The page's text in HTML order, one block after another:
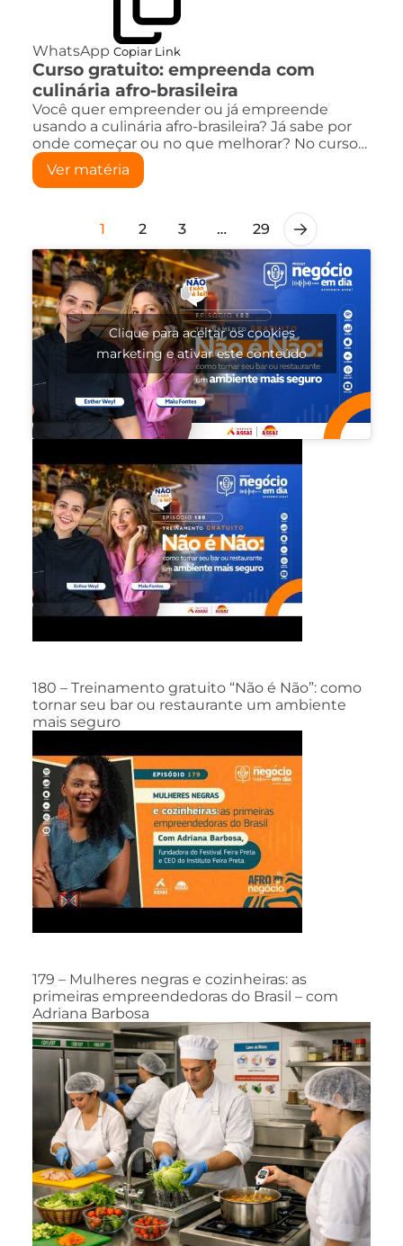
WhatsApp Copiar Link
Curso gratuito: empreenda com
culinária afro-brasileira
Você quer empreender ou já empreende
usando a culinária afro-brasileira? Já sabe por
onde começar ou no que melhorar? No curso…
Ver matéria
1 2 3 … 29
Clique para aceitar os cookies
marketing e ativar este conteúdo
180 – Treinamento gratuito “Não é Não”: como
tornar seu bar ou restaurante um ambiente
mais seguro
179 – Mulheres negras e cozinheiras: as
primeiras empreendedoras do Brasil – com
Adriana Barbosa